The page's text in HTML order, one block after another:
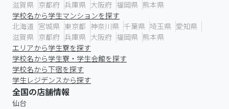
滋賀県 京都府 兵庫県 大阪府 福岡県 熊本県
学校名から学生マンションを探す
北海道 宮城県 東京都 神奈川県 千葉県 埼玉県 愛知県
滋賀県 京都府 兵庫県 大阪府 福岡県 熊本県
エリアから学生寮を探す
学校名から学生寮・学生会館を探す
学校名から下宿を探す
学生レジデンスから探す
全国の店舗情報
仙台